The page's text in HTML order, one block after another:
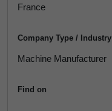
France
Company Type / Industry
Machine Manufacturer
Find on